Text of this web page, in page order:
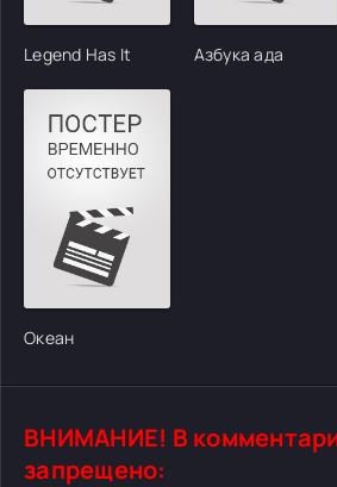
Legend Has It Азбука ада
Океан
ВНИМАНИЕ! В
запрещено: